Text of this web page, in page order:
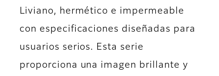
Liviano, hermético e impermeable
con especificaciones diseñadas para
usuarios serios. Esta serie
proporciona una imagen brillante y